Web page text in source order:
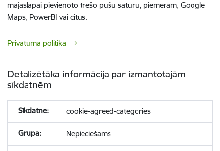
mājaslapai pievienoto trešo pušu saturu, piemēram, Google
Maps, PowerBI vai citus.
Privātuma politika
Detalizētāka informācija par izmantotajām
sīkdatnēm
cookie-agreed-categories
Nepieciešams